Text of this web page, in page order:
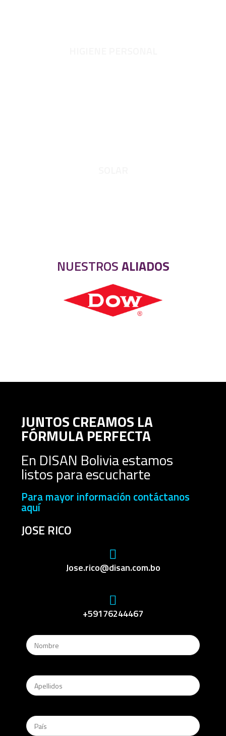
NUESTROSALIADOS
JUNTOS CREAMOS LA
FÓRMULA PERFECTA
En DISAN Bolivia estamos
listos para escucharte
Para mayor información contáctanos
aquí
JOSE RICO
Jose.rico@disan.com.bo
+59176244467